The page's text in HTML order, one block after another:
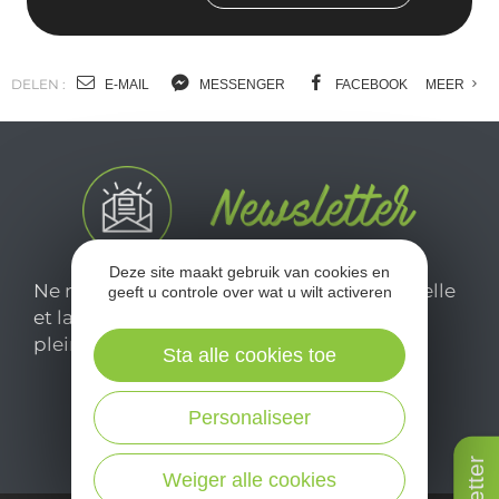
DELEN : E-MAIL MESSENGER FACEBOOK MEER
Ne manquez pas notre newsletter mensuelle
et laissez-vous inspirer pour profiter
pleinement de votre séjour en Aveyron.
Je m'abonne ici
Deze site maakt gebruik van cookies en
geeft u controle over wat u wilt activeren
Weiger alle cookies
Personaliseer
Sta alle cookies toe